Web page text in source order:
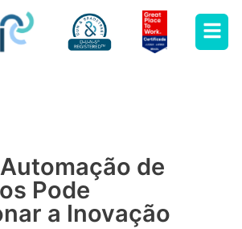
de
Pode
a Inovação